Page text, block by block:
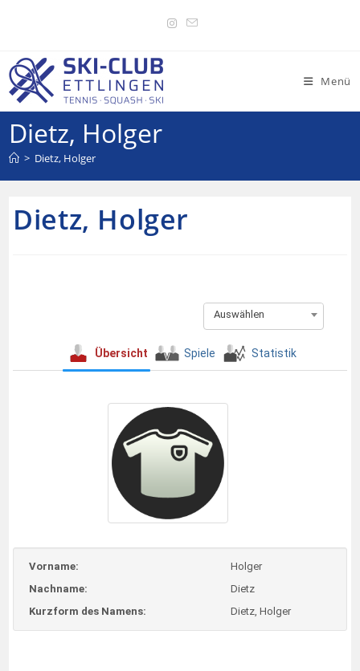
Menü
Dietz, Holger
> Dietz, Holger
Dietz, Holger
Auswählen
Übersicht Spiele Statistik
Vorname:
Holger
Nachname:
Dietz
Kurzform des Namens:
Dietz, Holger